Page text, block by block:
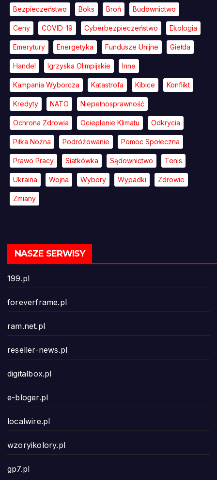
Bezpieczeństwo Boks Broń Budownictwo
Ceny COVID-19 Cyberbezpieczeństwo Ekologia
Emerytury Energetyka Fundusze Unijne Giełda
Handel Igrzyska Olimpijskie Inne
Kampania Wyborcza Katastrofa Kibice Konflikt
Kredyty NATO Niepełnosprawność
Ochrona Zdrowia Ocieplenie Klimatu Odkrycia
Piłka Nożna Podróżowanie Pomoc Społeczna
Prawo Pracy Siatkówka Sądownictwo Tenis
Ukraina Wojna Wybory Wypadki Zdrowie
Zmiany
NASZE SERWISY
199.pl
foreverframe.pl
ram.net.pl
reseller-news.pl
digitalbox.pl
e-bloger.pl
localwire.pl
wzoryikolory.pl
gp7.pl